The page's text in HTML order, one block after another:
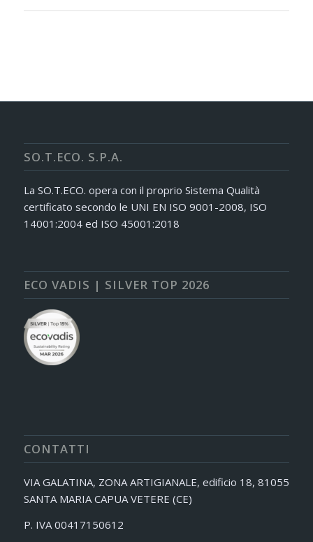
SO.T.ECO. S.P.A.
La SO.T.ECO. opera con il proprio Sistema Qualità
certificato secondo le UNI EN ISO 9001-2008, ISO
14001:2004 ed ISO 45001:2018
ECO VADIS | SILVER TOP 2026
CONTATTI
VIA GALATINA, ZONA ARTIGIANALE, edificio 18, 81055
SANTA MARIA CAPUA VETERE (CE)
P. IVA 00417150612